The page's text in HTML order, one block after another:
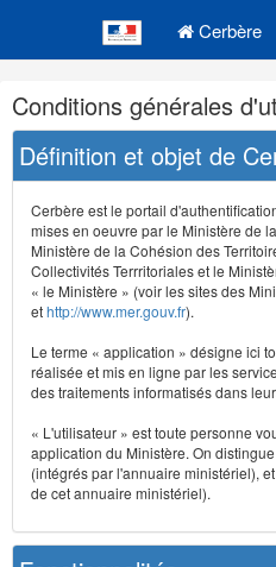
Cerbère
Navigation
et
outils
annexes
Conditions générales
Définition et objet de
Cerbère est le portail
mises en oeuvre par le Ministère de
Ministère de la Cohésion des
Collectivités Terrritoriales et le
« le Ministère » (voir les sites des
ethttp://www.mer.gouv.fr).
Le terme « application » désigne ici
réalisée et mis en ligne par les
des traitements informatisés dans
« L'utilisateur » est toute personne
application du Ministère. On
(intégrés par l'annuaire ministériel),
de cet annuaire ministériel).